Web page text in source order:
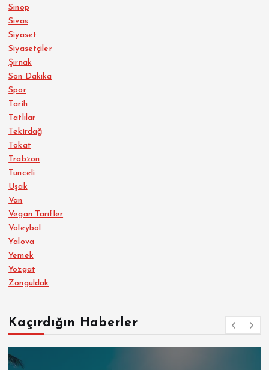
Sinop
Sivas
Siyaset
Siyasetçiler
Şırnak
Son Dakika
Spor
Tarih
Tatlılar
Tekirdağ
Tokat
Trabzon
Tunceli
Uşak
Van
Vegan Tarifler
Voleybol
Yalova
Yemek
Yozgat
Zonguldak
Kaçırdığın Haberler